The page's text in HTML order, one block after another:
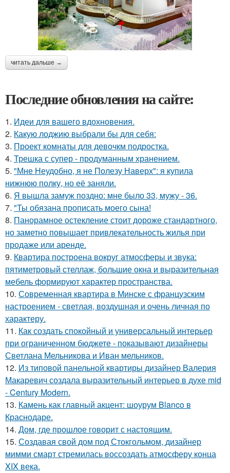
читать дальше →
Последние обновления на сайте:
1. Идеи для вашего вдохновения.
2. Какую лоджию выбрали бы для себя:
3. Проект комнаты для девочкм подростка.
4. Трешка с супер - продуманным хранением.
5. "Мне Неудобно, я не Полезу Наверх": я купила
нижнюю полку, но её заняли.
6. Я вышла замуж поздно: мне было 33, мужу - 36.
7. "Ты обязана прописать моего сына!
8. Панорамное остекление стоит дороже стандартного,
но заметно повышает привлекательность жилья при
продаже или аренде.
9. Квартира построена вокруг атмосферы и звука:
пятиметровый стеллаж, большие окна и выразительная
мебель формируют характер пространства.
10. Современная квартира в Минске с французским
настроением - светлая, воздушная и очень личная по
характеру.
11. Как создать спокойный и универсальный интерьер
при ограниченном бюджете - показывают дизайнеры
Светлана Мельникова и Иван мельников.
12. Из типовой панельной квартиры дизайнер Валерия
Макаревич создала выразительный интерьер в духе mid
- Century Modern.
13. Камень как главный акцент: шоурум Blanco в
Краснодаре.
14. Дом, где прошлое говорит с настоящим.
15. Создавая свой дом под Стокгольмом, дизайнер
мимми смарт стремилась воссоздать атмосферу конца
XIX века.